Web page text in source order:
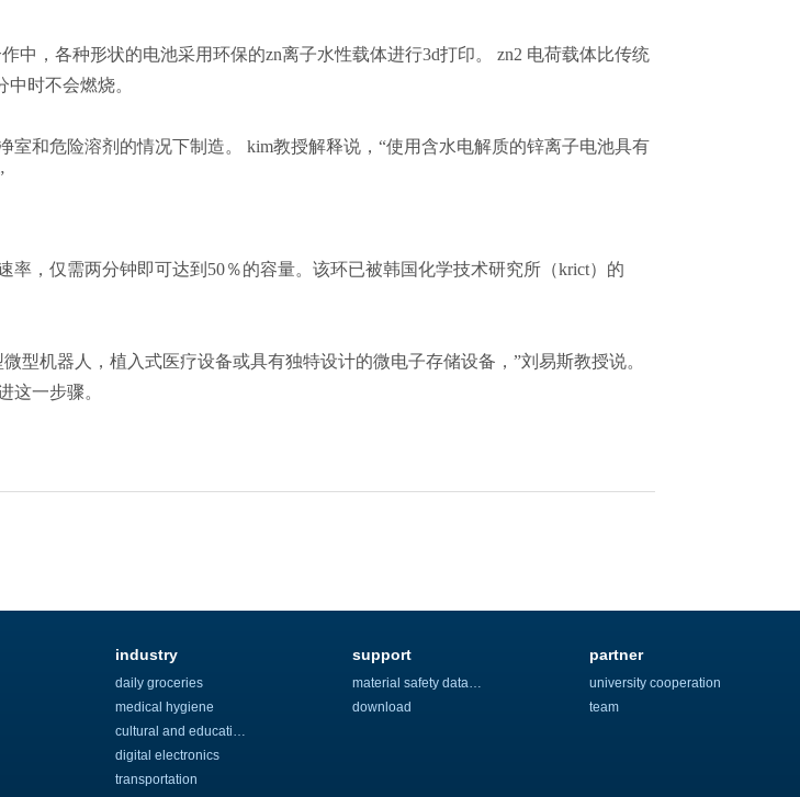
，各种形状的电池采用环保的zn离子水性载体进行3d打印。 zn2 电荷载体比传统
时不会燃烧。
和危险溶剂的情况下制造。 kim教授解释说，“使用含水电解质的锌离子电池具有
，仅需两分钟即可达到50％的容量。该环已被韩国化学技术研究所（krict）的
机器人，植入式医疗设备或具有独特设计的微电子存储设备，”刘易斯教授说。
这一步骤。
industry
daily groceries
medical hygiene
cultural and educational
digital electronics
transportation
support
material safety data sheet
download
partner
university cooperation
team